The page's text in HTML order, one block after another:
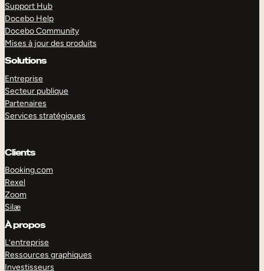
Support Hub
Docebo Help
Docebo Community
Mises à jour des produits
Solutions
Entreprise
Secteur publique
Partenaires
Services stratégiques
Clients
Booking.com
Rexel
Zoom
Silæ
À propos
L’entreprise
Ressources graphiques
Investisseurs